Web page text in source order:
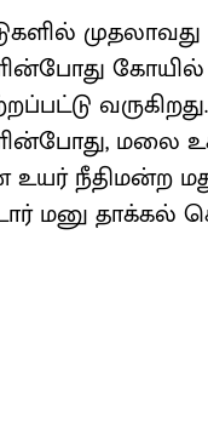
வரு​கிறது.
மலை
நீதி​மன்ற
மனு தாக்​கல்